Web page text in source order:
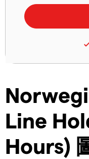
Line
Hours)